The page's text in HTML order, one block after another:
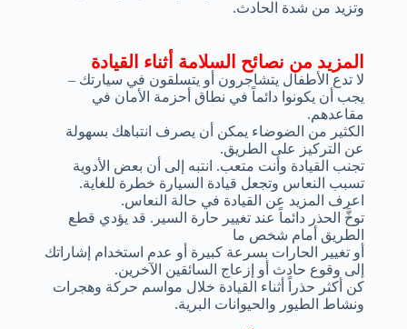
وتزيد من شدة الحادث.
المزيد من نصائح السلامة أثناء القيادة
لا تدع الأطفال يتشاجرون أو يتسلقون في سيارتك –
يجب أن يكونوا دائماً في نطاق أحزمة الأمان في
مقاعدهم.
الكثير من الضوضاء يمكن أن يصرف انتباهك بسهولة
عن التركيز على الطريق.
تجنب القيادة وأنت متعب. انتبه إلى أن بعض الأدوية
تسبب النعاس وتجعل قيادة السيارة خطرة للغاية.
اعرف المزيد عن القيادة في حالة النعاس.
توخَّ الحذر دائماً عند تغيير حارة السير. قد يؤدي قطع
الطريق أمام شخص ما
أو تغيير الحارات بسرعة كبيرة أو عدم استخدام إشاراتك
إلى وقوع حادث أو إزعاج السائقين الآخرين.
كن أكثر حذراً أثناء القيادة خلال مواسم حركة وهجرات
ونشاط الطيور والحيوانات البرية.